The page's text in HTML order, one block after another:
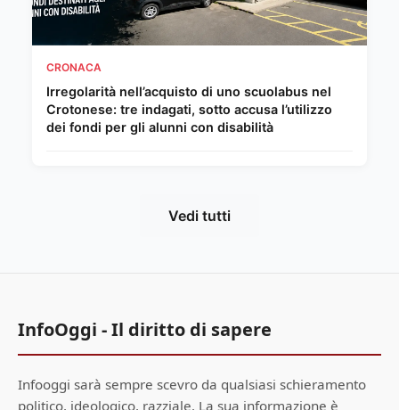
CRONACA
Irregolarità nell’acquisto di uno scuolabus nel
Crotonese: tre indagati, sotto accusa l’utilizzo
dei fondi per gli alunni con disabilità
Vedi tutti
InfoOggi - Il diritto di sapere
Infooggi sarà sempre scevro da qualsiasi schieramento
politico, ideologico, razziale. La sua informazione è